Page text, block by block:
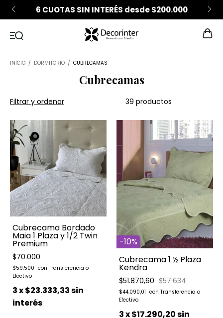
6 CUOTAS SIN INTERÉS desde $200.000
INICIO / DORMITORIO / CUBRECAMAS
Cubrecamas
Filtrar y ordenar 39 productos
Cubrecama Bordado
Maia 1 Plaza y 1/2 Twin
Premium
$70.000
$59.500
3x$23.333,33sin
interés
-10%
Cubrecama 1 ½ Plaza
Kendra
$51.870,60 $57.634
$44.090,01
3x$17.290,20sin